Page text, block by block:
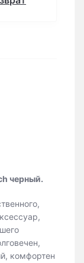
черный.
комфортен